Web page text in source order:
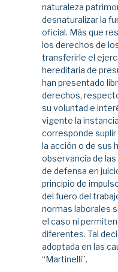
naturaleza
desnaturalizar la
oficial. Más que
los derechos de
transferirle el
hereditaria de
han presentado
derechos,
su voluntad e
vigente la
corresponde
la acción o de sus
observancia de
de defensa en
principio de
del fuero del
normas laborales
el caso ni
diferentes. Tal
adoptada en las
“Martinelli”.